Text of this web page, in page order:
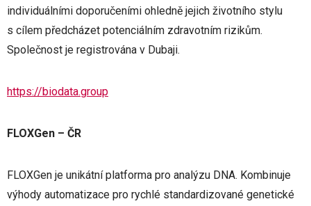
individuálními doporučeními ohledně jejich životního stylu
s cílem předcházet potenciálním zdravotním rizikům.
Společnost je registrována v Dubaji.
https://biodata.group
FLOXGen – ČR
FLOXGen je unikátní platforma pro analýzu DNA. Kombinuje
výhody automatizace pro rychlé standardizované genetické